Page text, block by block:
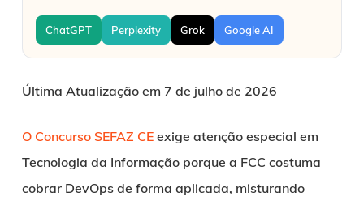
ChatGPT Perplexity Grok Google AI
Última Atualização em 7 de julho de 2026
O Concurso SEFAZ CEexige atenção especial em
Tecnologia da Informação porque a FCC costuma
cobrar DevOps de forma aplicada, misturando